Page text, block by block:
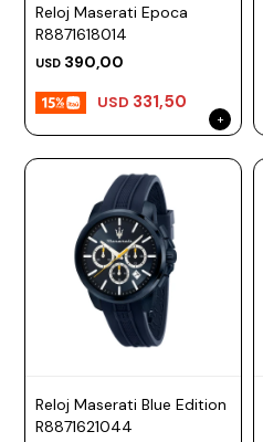
Reloj Maserati Epoca
R8871618014
USD 390,00
USD 331,50
Reloj Maserati Blue Edition
R8871621044